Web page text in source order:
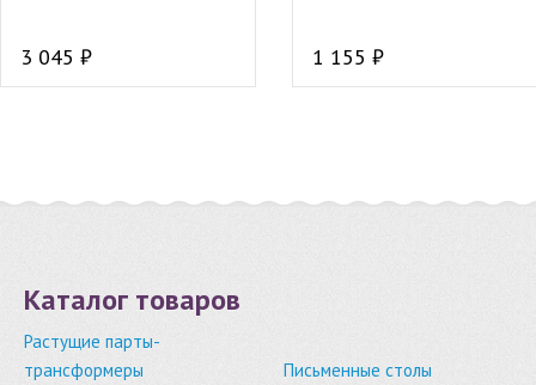
3 045 ₽ 1 155 ₽
Каталог товаров
Растущие парты-
трансформеры
Письменные столы